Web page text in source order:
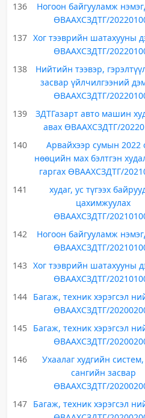
136
Ногоон байгууламж
ӨВААХСЗДТГ/
137 Хог тээврийн шатахууны
ӨВААХСЗДТГ/
138
Нийтийн тээвэр,
засвар үйлчилгээний
ӨВААХСЗДТГ/
139
ЗДТГазарт авто машин
авах ӨВААХСЗДТГ/
140
Арвайхээр сумын 2022
нөөцийн мах бэлтгэн
гаргах ӨВААХСЗДТГ/
141
худаг, ус түгээх
цахимжуулах
ӨВААХСЗДТГ/
142
Ногоон байгууламж
ӨВААХСЗДТГ/
143
Хог тээврийн шатахууны
ӨВААХСЗДТГ/
144 Багаж, техник хэрэгсэл
ӨВААХСЗДТГ/
145 Багаж, техник хэрэгсэл
ӨВААХСЗДТГ/
146
Ухаалаг худгийн
сангийн засвар
ӨВААХСЗДТГ/
147 Багаж, техник хэрэгсэл